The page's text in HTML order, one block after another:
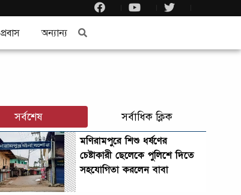
প্রবাস অন্যান্য
সর্বশেষ সর্বাধিক ক্লিক
মণিরামপুরে শিশু ধর্ষণের
চেষ্টাকারী ছেলেকে পুলিশে দিতে
সহযোগিতা করলেন বাবা